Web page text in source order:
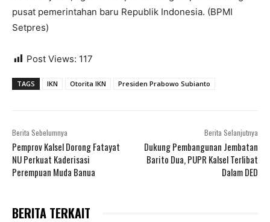
pusat pemerintahan baru Republik Indonesia. (BPMI
Setpres)
Post Views: 117
TAGS IKN Otorita IKN Presiden Prabowo Subianto
Berita Sebelumnya
Pemprov Kalsel Dorong Fatayat
NU Perkuat Kaderisasi
Perempuan Muda Banua
Berita Selanjutnya
Dukung Pembangunan Jembatan
Barito Dua, PUPR Kalsel Terlibat
Dalam DED
BERITA TERKAIT